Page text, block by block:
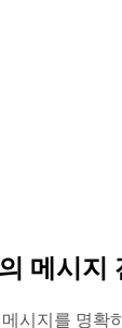
메시지
시지를 명